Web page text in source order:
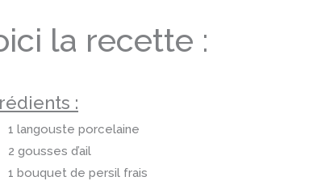
la recette :
:
1 langouste porcelaine
2 gousses d’ail
1 bouquet de persil frais